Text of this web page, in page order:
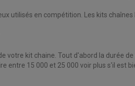
utilisés en compétition. Les kits
votre kit chaine. Tout d'abord la durée
entre 15 000 et 25 000 voir plus s'il est